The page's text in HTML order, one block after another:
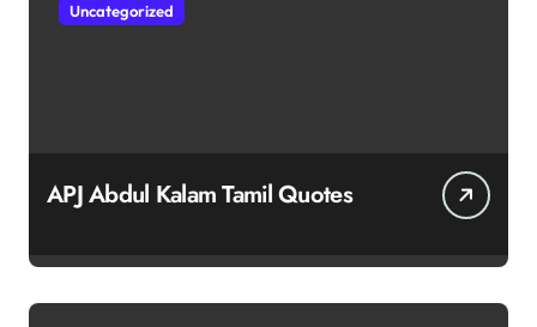
Uncategorized
APJ Abdul Kalam Tamil Quotes